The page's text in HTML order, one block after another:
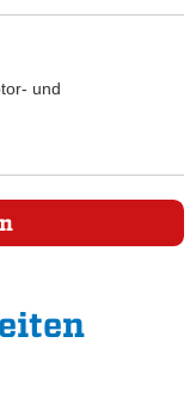
und